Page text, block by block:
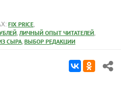
FIX PRICE,
, ЛИЧНЫЙ ОПЫТ ЧИТАТЕЛЕЙ,
СЫРА, ВЫБОР РЕДАКЦИИ